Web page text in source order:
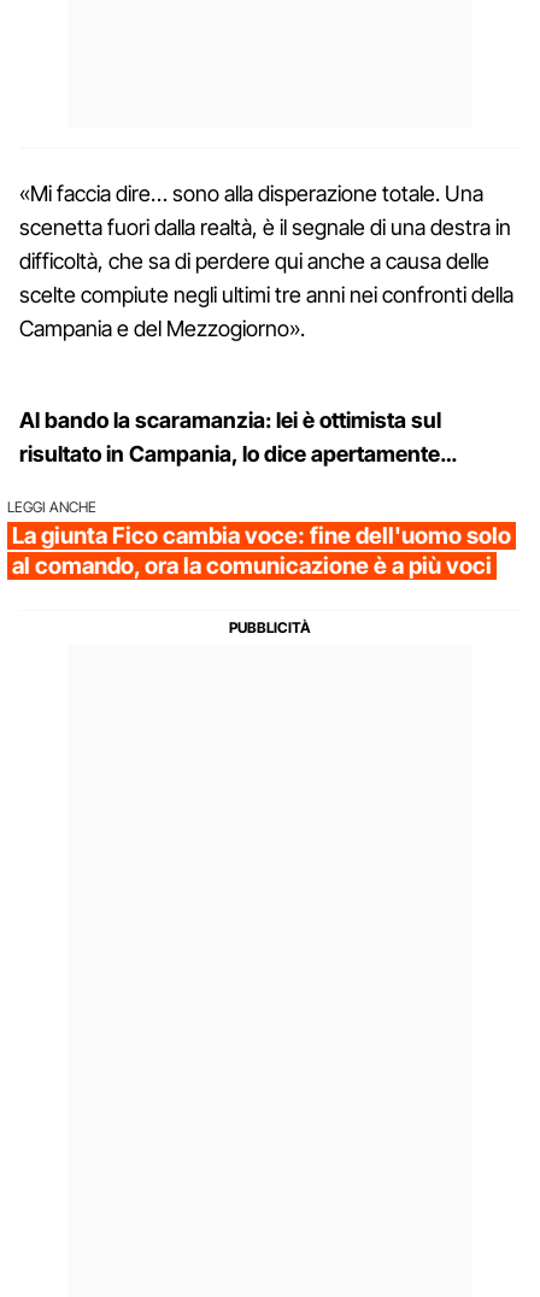
«Mi faccia dire… sono alla disperazione totale. Una
scenetta fuori dalla realtà, è il segnale di una destra in
difficoltà, che sa di perdere qui anche a causa delle
scelte compiute negli ultimi tre anni nei confronti della
Campania e del Mezzogiorno».
Al bando la scaramanzia: lei è ottimista sul
risultato in Campania, lo dice apertamente…
LEGGI ANCHE
La giunta Fico cambia voce: fine dell'uomo solo
al comando, ora la comunicazione è a più voci